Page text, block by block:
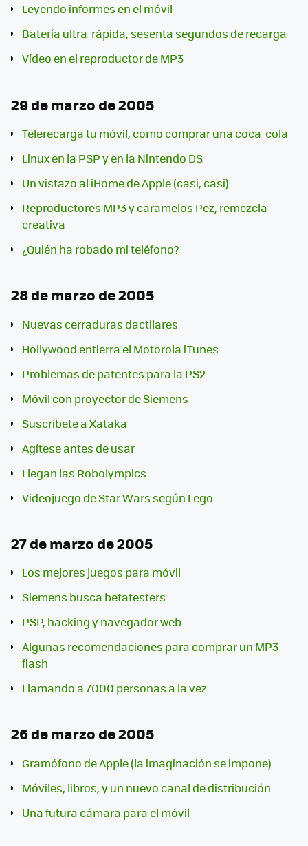
Leyendo informes en el móvil
Batería ultra-rápida, sesenta segundos de recarga
Vídeo en el reproductor de MP3
29 de marzo de 2005
Telerecarga tu móvil, como comprar una coca-cola
Linux en la PSP y en la Nintendo DS
Un vistazo al iHome de Apple (casi, casi)
Reproductores MP3 y caramelos Pez, remezcla
creativa
¿Quién ha robado mi teléfono?
28 de marzo de 2005
Nuevas cerraduras dactilares
Hollywood entierra el Motorola iTunes
Problemas de patentes para la PS2
Móvil con proyector de Siemens
Suscríbete a Xataka
Agítese antes de usar
Llegan las Robolympics
Videojuego de Star Wars según Lego
27 de marzo de 2005
Los mejores juegos para móvil
Siemens busca betatesters
PSP, hacking y navegador web
Algunas recomendaciones para comprar un MP3
flash
Llamando a 7000 personas a la vez
26 de marzo de 2005
Gramófono de Apple (la imaginación se impone)
Móviles, libros, y un nuevo canal de distribución
Una futura cámara para el móvil